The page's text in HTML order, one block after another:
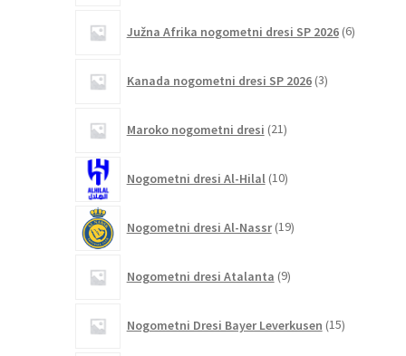
Južna Afrika nogometni dresi SP 2026 6izdelkov
Kanada nogometni dresi SP 2026 3izdelki
Maroko nogometni dresi 21izdelkov
Nogometni dresi Al-Hilal 10izdelkov
Nogometni dresi Al-Nassr 19izdelkov
Nogometni dresi Atalanta 9izdelkov
Nogometni Dresi Bayer Leverkusen 15izdelkov